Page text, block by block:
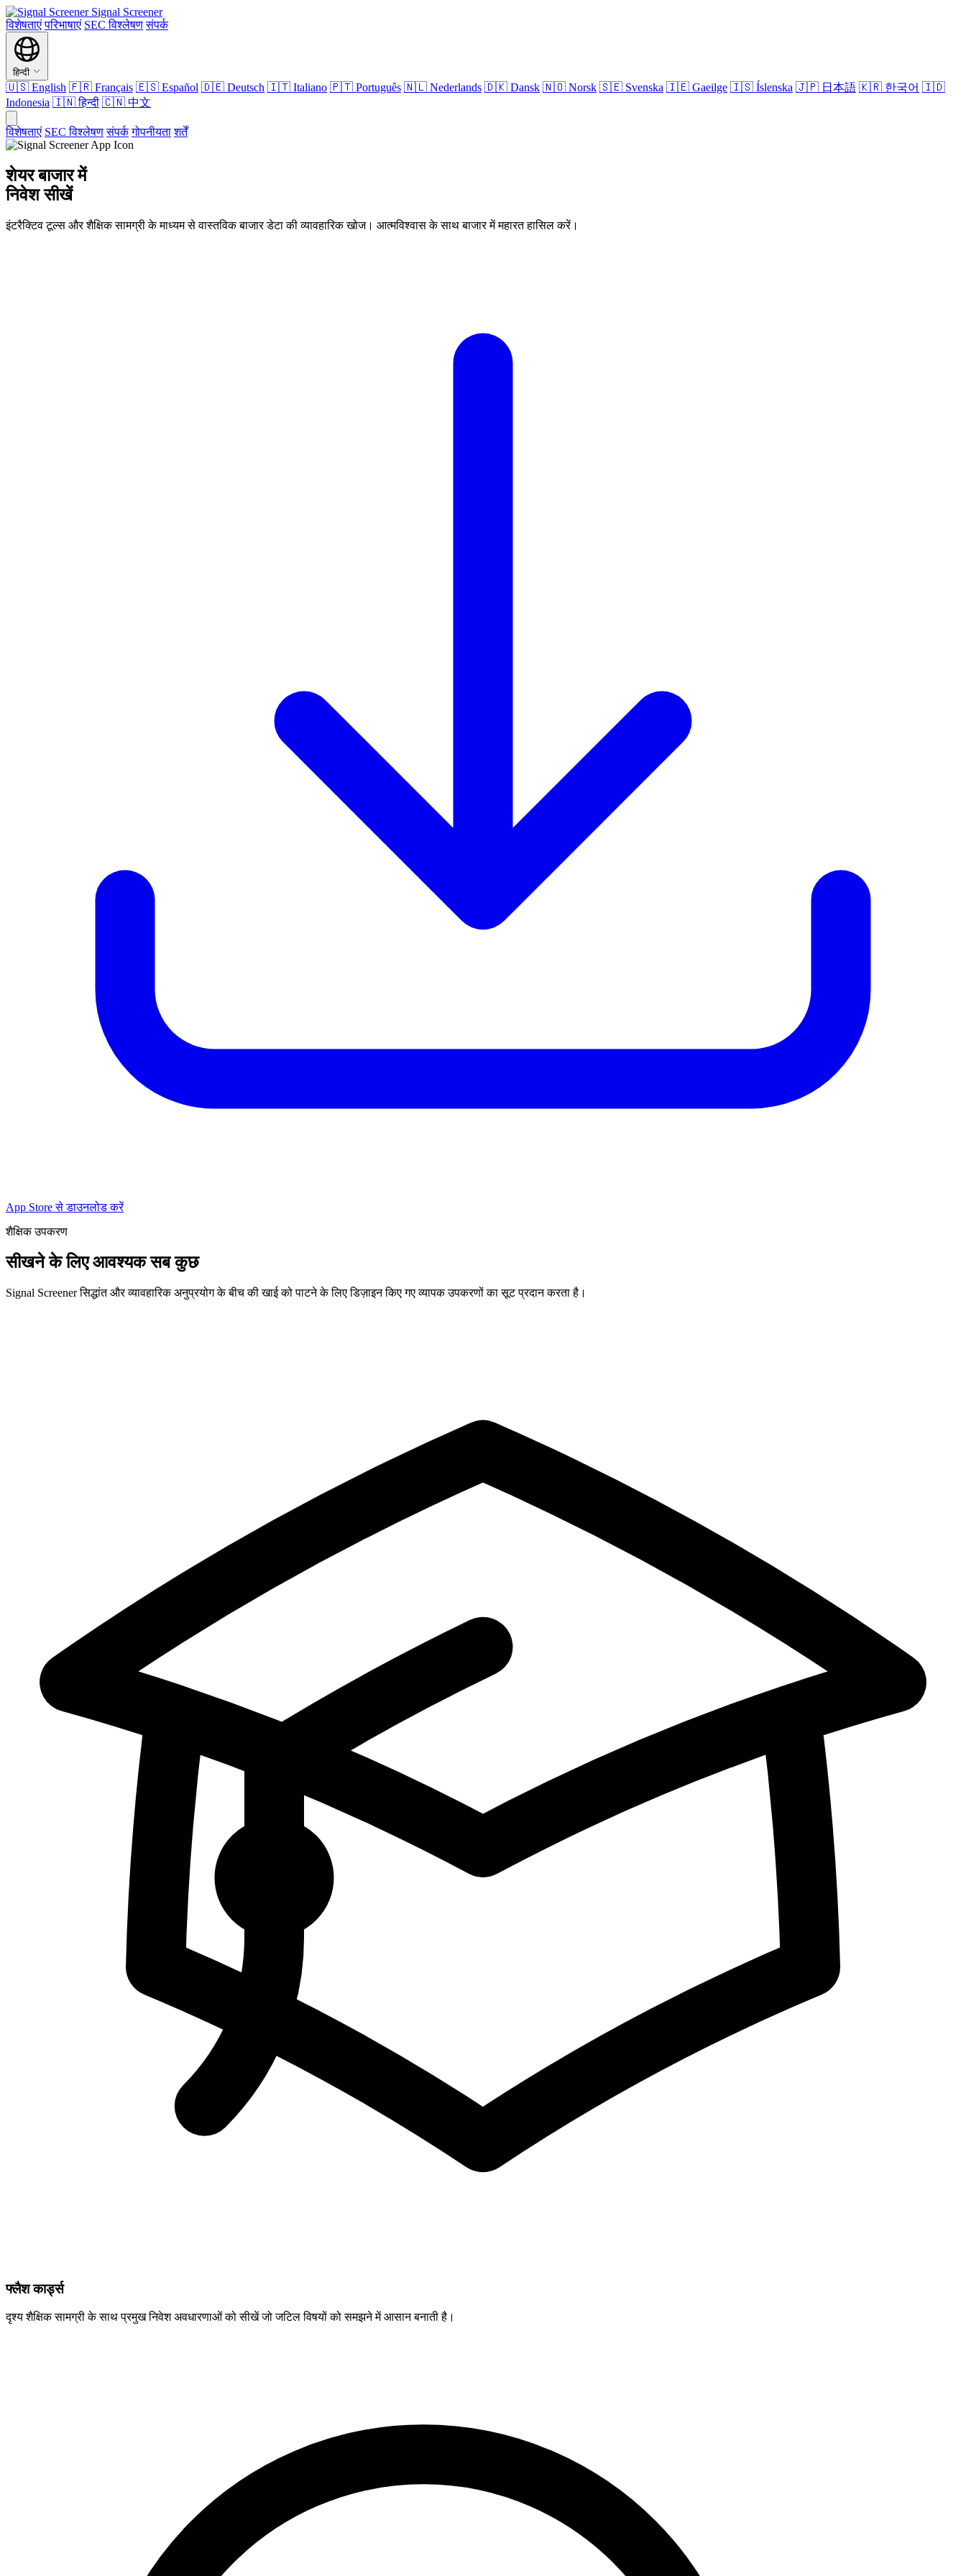
Signal Screener
विशेषताएं परिभाषाएं SEC विश्लेषण संपर्क
हिन्दी
🇺🇸 English 🇫🇷 Français 🇪🇸 Español 🇩🇪 Deutsch 🇮🇹 Italiano 🇵🇹 Português 🇳🇱 Nederlands 🇩🇰 Dansk 🇳🇴 Norsk 🇸🇪 Svenska 🇮🇪 Gaeilge 🇮🇸 Íslenska 🇯🇵 日本語 🇰🇷 한국어 🇮🇩
Indonesia 🇮🇳हिन्दी 🇨🇳 中文
विशेषताएं SEC विश्लेषण संपर्क गोपनीयता शर्तें
शेयर बाजार में
निवेश सीखें
इंटरैक्टिव टूल्स और शैक्षिक सामग्री के माध्यम से वास्तविक बाजार डेटा की व्यावहारिक खोज। आत्मविश्वास के साथ बाजार में महारत हासिल करें।
App Store से डाउनलोड करें
शैक्षिक उपकरण
सीखने के लिए आवश्यक सब कुछ
Signal Screener सिद्धांत और व्यावहारिक अनुप्रयोग के बीच की खाई को पाटने के लिए डिज़ाइन किए गए व्यापक उपकरणों का सूट प्रदान करता है।
फ्लैश कार्ड्स
दृश्य शैक्षिक सामग्री के साथ प्रमुख निवेश अवधारणाओं को सीखें जो जटिल विषयों को समझने में आसान बनाती है।